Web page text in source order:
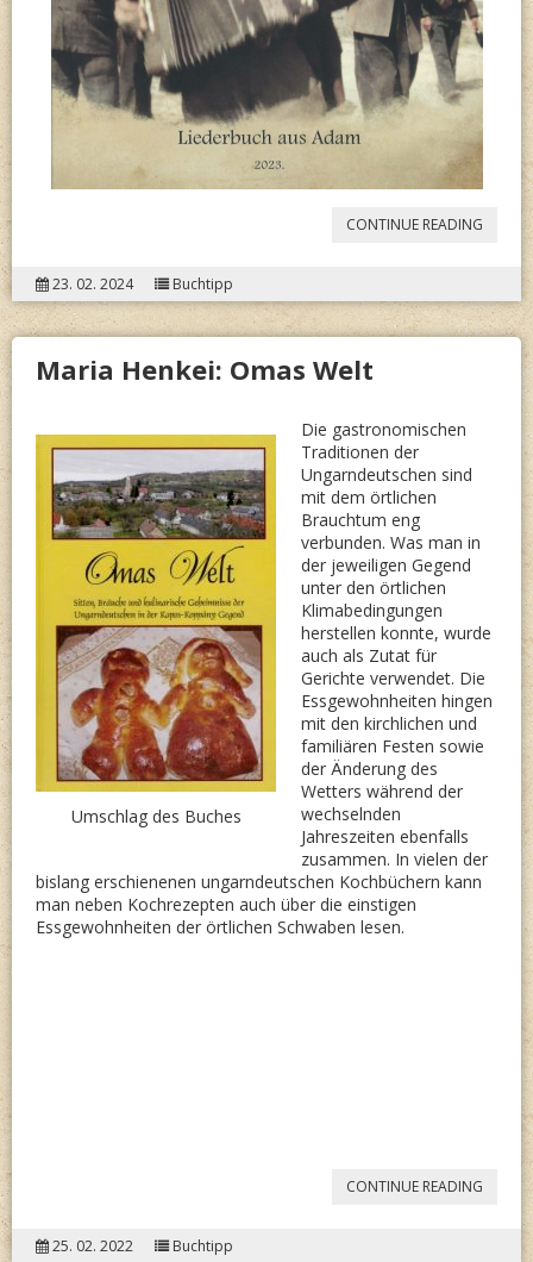
CONTINUE READING
ADAM”
23. 02. 2024 Buchtipp
Maria Henkei: Omas Welt
Umschlag des Buches
Die gastronomischen
Traditionen der
Ungarndeutschen sind
mit dem örtlichen
Brauchtum eng
verbunden. Was man in
der jeweiligen Gegend
unter den örtlichen
Klimabedingungen
herstellen konnte, wurde
auch als Zutat für
Gerichte verwendet. Die
Essgewohnheiten hingen
mit den kirchlichen und
familiären Festen sowie
der Änderung des
Wetters während der
wechselnden
Jahreszeiten ebenfalls
zusammen. In vielen der
bislang erschienenen ungarndeutschen Kochbüchern kann
man neben Kochrezepten auch über die einstigen
Essgewohnheiten der örtlichen Schwaben lesen.
CONTINUE READING “MARIA
HENKEI:
25. 02. 2022 Buchtipp